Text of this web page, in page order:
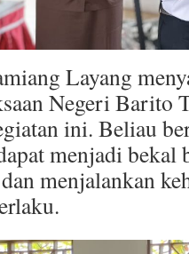
Layang
Negeri Barito
ini. Beliau
menjadi bekal
menjalankan